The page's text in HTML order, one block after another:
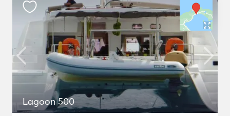
Lagoon 500